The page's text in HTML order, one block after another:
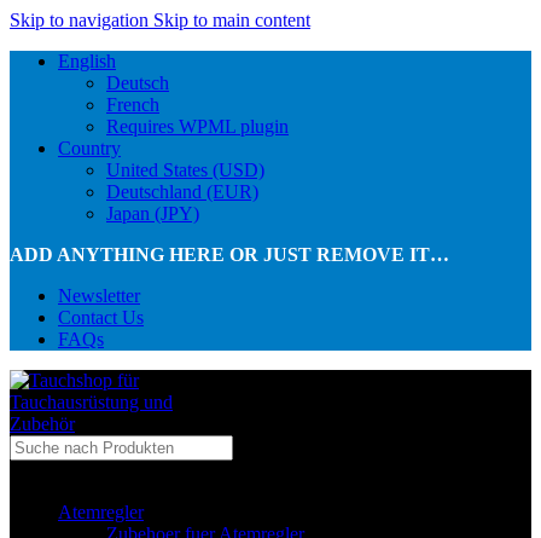
Skip to navigation Skip to main content
English
Deutsch
French
Requires WPML plugin
Country
United States (USD)
Deutschland (EUR)
Japan (JPY)
ADD ANYTHING HERE OR JUST REMOVE IT…
Newsletter
Contact Us
FAQs
Atemregler
Zubehoer fuer Atemregler